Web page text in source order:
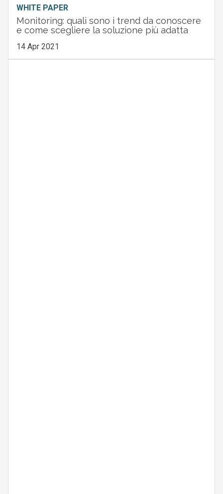
WHITE PAPER
Monitoring: quali sono i trend da conoscere
e come scegliere la soluzione più adatta
14 Apr 2021